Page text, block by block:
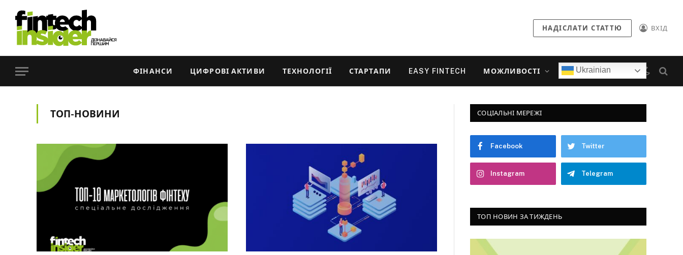
НАДІСЛАТИ СТАТТЮ ВХІД
ФІНАНСИ ЦИФРОВІ АКТИВИ ТЕХНОЛОГІЇ СТАРТАПИ EASY FINTECH МОЖЛИВОСТІ Ukrainian
ТОП-НОВИНИ СОЦІАЛЬНІ МЕРЕЖІ
Facebook Twitter
Instagram Telegram
ТОП НОВИН ЗА ТИЖДЕНЬ